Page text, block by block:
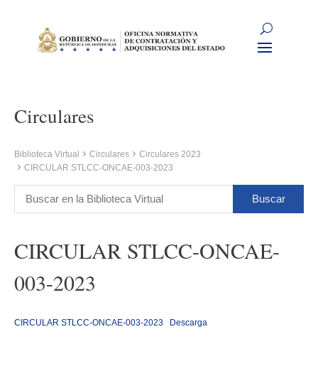
Circulares
Biblioteca Virtual Circulares
Circulares 2023
CIRCULAR STLCC-ONCAE-003-2023
CIRCULAR STLCC-ONCAE-
003-2023
CIRCULAR STLCC-ONCAE-003-2023 Descarga